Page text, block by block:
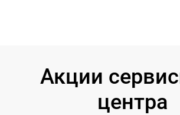
Акции
центра